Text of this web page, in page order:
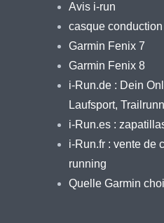
Avis i-run
casque
Garmin Fenix 7
Garmin Fenix 8
i-Run.de : Dein
Laufsport,
i-Run.es :
i-Run.fr : vente de
running
Quelle Garmin